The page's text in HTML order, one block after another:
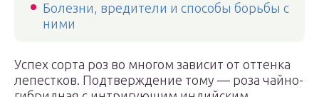
Болезни, вредители и способы борьбы с
ними
Успех сорта роз во многом зависит от оттенка
лепестков. Подтверждение тому — роза чайно-